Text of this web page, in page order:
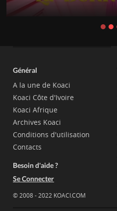
Général
A la une de Koaci
Koaci Côte d'Ivoire
Koaci Afrique
Archives Koaci
Conditions d'utilisation
Contacts
Besoin d'aide ?
Se Connecter
© 2008 - 2022 KOACI.COM